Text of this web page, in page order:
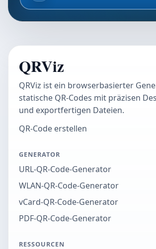
QRViz
QRViz ist ein browserbasierter
statische QR-Codes mit präzisen
und exportfertigen Dateien.
QR-Code erstellen
GENERATOR
URL-QR-Code-Generator
WLAN-QR-Code-Generator
vCard-QR-Code-Generator
PDF-QR-Code-Generator
RESSOURCEN